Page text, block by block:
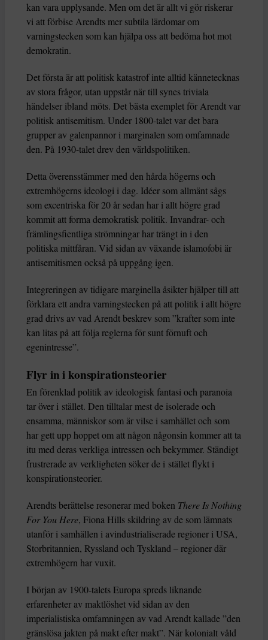
kan vara upplysande. Men om det är allt vi gör riskerar
vi att förbise Arendts mer subtila lärdomar om
varningstecken som kan hjälpa oss att bedöma hot mot
demokratin.
Det första är att politisk katastrof inte alltid kännetecknas
av stora frågor, utan uppstår när till synes triviala
händelser ibland möts. Det bästa exemplet för Arendt var
politisk antisemitism. Under 1800-talet var det bara
grupper av galenpannor i marginalen som omfamnade
den. På 1930-talet drev den världspolitiken.
Detta överensstämmer med den hårda högerns och
extremhögerns ideologi i dag. Idéer som allmänt sågs
som excentriska för 20 år sedan har i allt högre grad
kommit att forma demokratisk politik. Invandrar- och
främlingsfientliga strömningar har trängt in i den
politiska mittfåran. Vid sidan av växande islamofobi är
antisemitismen också på uppgång igen.
Integreringen av tidigare marginella åsikter hjälper till att
förklara ett andra varningstecken på att politik i allt högre
grad drivs av vad Arendt beskrev som ”krafter som inte
kan litas på att följa reglerna för sunt förnuft och
egenintresse”.
Flyr in i konspirationsteorier
En förenklad politik av ideologisk fantasi och paranoia
tar över i stället. Den tilltalar mest de isolerade och
ensamma, människor som är vilse i samhället och som
har gett upp hoppet om att någon någonsin kommer att ta
itu med deras verkliga intressen och bekymmer. Ständigt
frustrerade av verkligheten söker de i stället flykt i
konspirationsteorier.
Arendts berättelse resonerar med boken There Is Nothing
For You Here, Fiona Hills skildring av de som lämnats
utanför i samhällen i avindustrialiserade regioner i USA,
Storbritannien, Ryssland och Tyskland – regioner där
extremhögern har vuxit.
I början av 1900-talets Europa spreds liknande
erfarenheter av maktlöshet vid sidan av den
imperialistiska omfamningen av vad Arendt kallade ”den
gränslösa jakten på makt efter makt”. När kolonialt våld